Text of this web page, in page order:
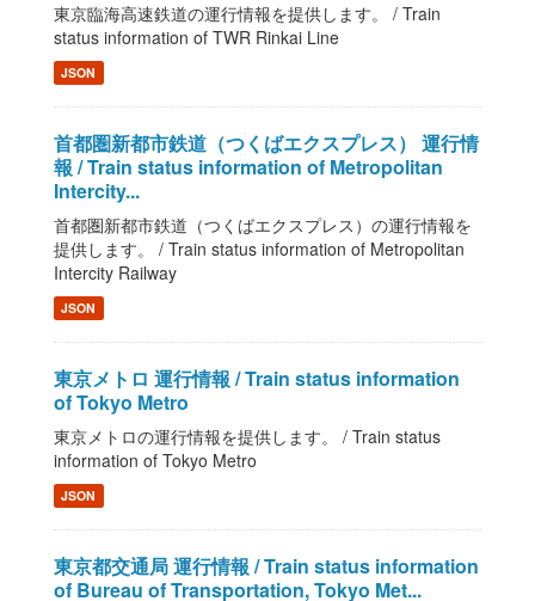
東京臨海高速鉄道の運行情報を提供します。 / Train
status information of TWR Rinkai Line
JSON
首都圏新都市鉄道（つくばエクスプレス） 運行情
報 / Train status information of Metropolitan
Intercity...
首都圏新都市鉄道（つくばエクスプレス）の運行情報を
提供します。 / Train status information of Metropolitan
Intercity Railway
JSON
東京メトロ 運行情報 / Train status information
of Tokyo Metro
東京メトロの運行情報を提供します。 / Train status
information of Tokyo Metro
JSON
東京都交通局 運行情報 / Train status information
of Bureau of Transportation, Tokyo Met...